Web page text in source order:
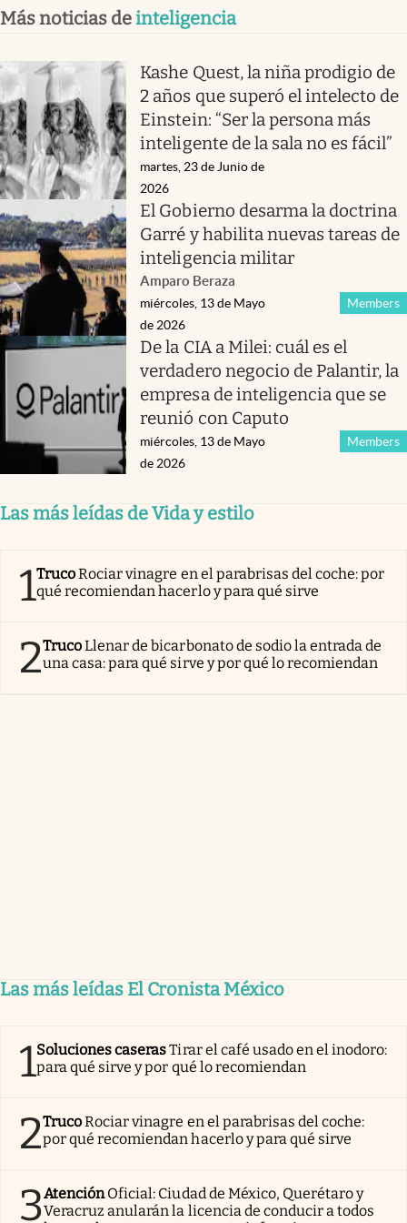
Más noticias deinteligencia
Kashe Quest, la niña prodigio de
2 años que superó el intelecto de
Einstein: “Ser la persona más
inteligente de la sala no es fácil”
martes, 23 de Junio de
2026
El Gobierno desarma la doctrina
Garré y habilita nuevas tareas de
inteligencia militar
Amparo Beraza
Members
miércoles, 13 de Mayo
de 2026
De la CIA a Milei: cuál es el
verdadero negocio de Palantir, la
empresa de inteligencia que se
reunió con Caputo
Members
miércoles, 13 de Mayo
de 2026
Las más leídas de Vida y estilo
1TrucoRociar vinagre en el parabrisas del coche: por
qué recomiendan hacerlo y para qué sirve
2TrucoLlenar de bicarbonato de sodio la entrada de
una casa: para qué sirve y por qué lo recomiendan
Las más leídas El Cronista México
1Soluciones caserasTirar el café usado en el inodoro:
para qué sirve y por qué lo recomiendan
2TrucoRociar vinagre en el parabrisas del coche:
por qué recomiendan hacerlo y para qué sirve
3AtenciónOficial: Ciudad de México, Querétaro y
Veracruz anularán la licencia de conducir a todos